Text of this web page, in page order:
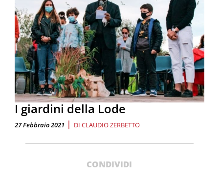
I giardini della Lode
27 Febbraio 2021 | DI CLAUDIO ZERBETTO
CONDIVIDI